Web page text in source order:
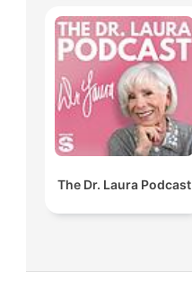
The Dr. Laura Podcast